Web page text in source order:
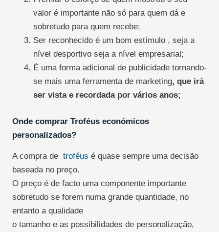
valor é importante não só para quem dá e
sobretudo para quem recebe;
Ser reconhecido é um bom estímulo , seja a
nível desportivo seja a nível empresarial;
É uma forma adicional de publicidade tornando-
se mais uma ferramenta de marketing, que irá
ser vista e recordada por vários anos;
Onde comprar Troféus económicos
personalizados?
A compra de troféus é quase sempre uma decisão
baseada no preço.
O preço é de facto uma componente importante
sobretudo se forem numa grande quantidade, no
entanto a qualidade
o tamanho e as possibilidades de personalização,